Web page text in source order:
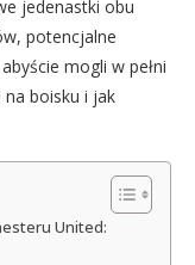
jedenastki obu
potencjalne
mogli w pełni
boisku i jak
United: